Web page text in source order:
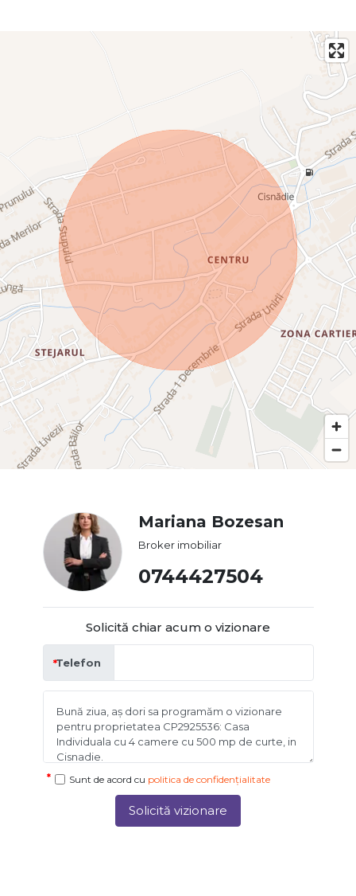
Mariana Bozesan
Broker imobiliar
0744427504
Solicită chiar acum o vizionare
Telefon
Sunt de acord cu politica de confidențialitate
Solicită vizionare